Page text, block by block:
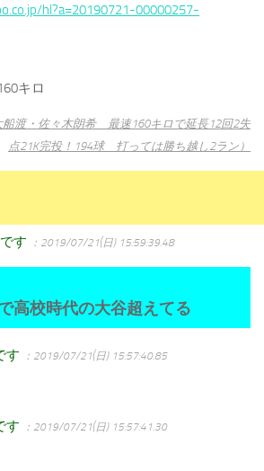
hl?a=20190721-00000257-
キロ
船渡・佐々木朗希 最速160キロで延長12回2失
点21K完投！194球 打っては勝ち越し2ラン）
す ：2019/07/21(日) 15:59:39.48
高校時代の大谷超えてる
す ：2019/07/21(日) 15:57:40.85
す ：2019/07/21(日) 15:57:41.30